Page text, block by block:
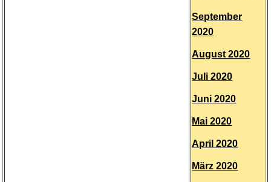
September
2020
August 2020
Juli 2020
Juni 2020
Mai 2020
April 2020
März 2020